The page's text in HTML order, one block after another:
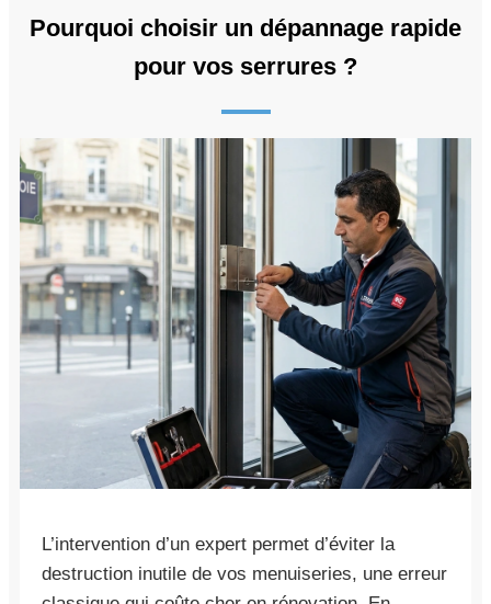
Pourquoi choisir un dépannage rapide
pour vos serrures ?
L’intervention d’un expert permet d’éviter la
destruction inutile de vos menuiseries, une erreur